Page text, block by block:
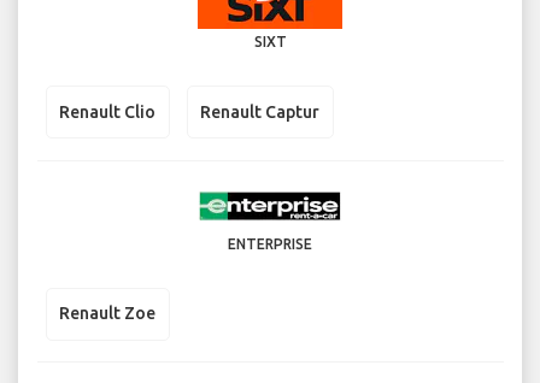
SIXT
Renault Clio Renault Captur
ENTERPRISE
Renault Zoe